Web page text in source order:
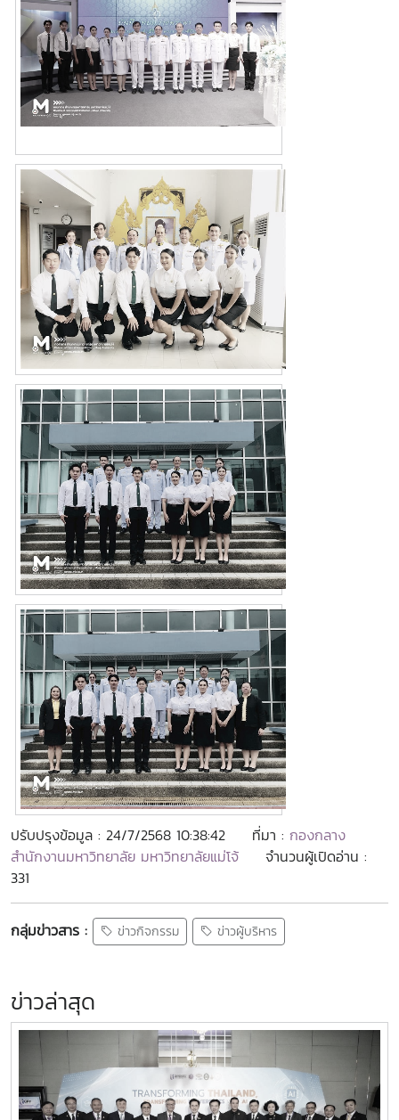
ปรับปรุงข้อมูล : 24/7/2568 10:38:42 ที่มา : กองกลาง
สำนักงานมหาวิทยาลัย มหาวิทยาลัยแม่โจ้
จำนวนผู้เปิดอ่าน :
331
กลุ่มข่าวสาร : ข่าวกิจกรรม ข่าวผู้บริหาร
ข่าวล่าสุด